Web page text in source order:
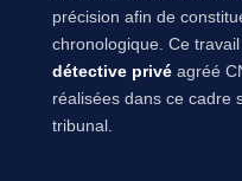
précision afin de
chronologique. Ce
détective privé agréé
réalisées dans ce cadre
tribunal.